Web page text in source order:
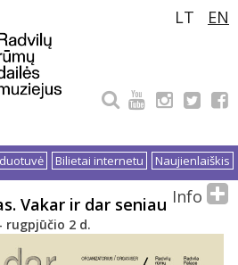
LT EN
Naujienlaiškis
Bilietai internetu
Vakar ir dar seniau
rugpjūčio 2 d.
Info